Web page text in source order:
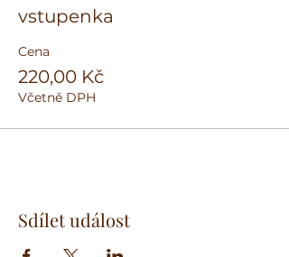
vstupenka
Cena
220,00 Kč
Včetně DPH
Sdílet událost